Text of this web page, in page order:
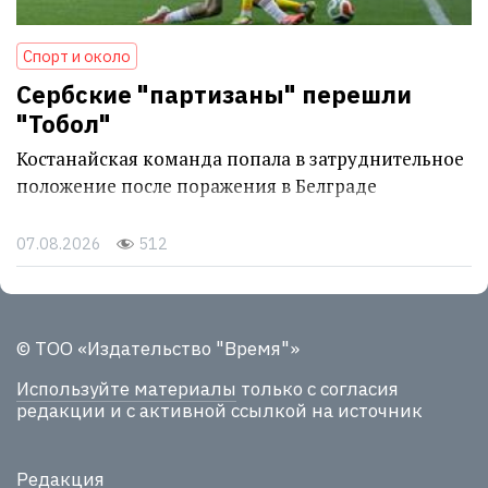
Спорт и около
Сербские "партизаны" перешли
"Тобол"
Костанайская команда попала в затруднительное
положение после поражения в Белграде
07.08.2026 512
© ТОО «Издательство "Время"»
Используйте материалы только с согласия
редакции и с активной ссылкой на источник
Редакция